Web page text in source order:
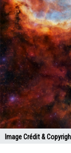
Image Crédit &